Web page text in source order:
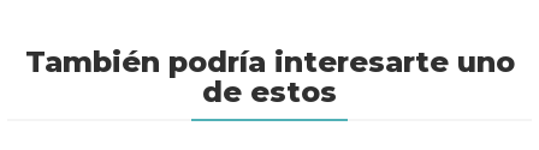
También podría interesarte uno
de estos